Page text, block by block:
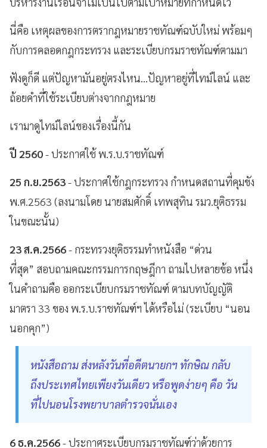
นี่คือ เหตุผลของการตรากฎหมายราชทัณฑ์ฉบับใหม่ พร้อมๆ
กับการคลอดกฎกระทรวง และระเบียบกรมราชทัณฑ์ตามมา
ฟังดูก็ดี แต่ปัญหามันอยู่ตรงไหน...ปัญหาอยู่ที่ไทม์ไลน์ และ
ถ้อยคำที่ใช้ระเบียบต่างจากกฎหมาย
เรามาดูไทม์ไลน์ของเรื่องนี้กัน
ปี 2560- ประกาศใช้ พ.ร.บ.ราชทัณฑ์
25 ก.ย.2563- ประกาศใช้กฎกระทรวง กำหนดสถานที่คุมขัง
พ.ศ.2563 (ลงนามโดย นายสมศักดิ์ เทพสุทิน รมว.ยุติธรรม
ในขณะนั้น)
23 ส.ค.2566- กระทรวงยุติธรรมทำหนังสือ “ด่วน
ที่สุด” สอบถามคณะกรรมการกฤษฎีกา ถามไปหลายข้อ หนึ่ง
ในคำถามคือ ออกระเบียบกรมราชทัณฑ์ ตามบทบัญญัติ
มาตรา 33 ของ พ.ร.บ.ราชทัณฑ์ฯ ได้หรือไม่ (ระเบียบ “นอน
นอกคุก”)
หนังสือถาม ส่งหลังวันที่อดีตนายกฯ ทักษิณ กลับ
ถึงประเทศไทยเพียงวันเดียว หรือพูดง่ายๆ คือ วัน
ที่ไปนอนโรงพยาบาลตำรวจนั่นเอง
6 ธ.ค.2566- ประกาศระเบียบกรมราชทัณฑ์ว่าด้วยการ